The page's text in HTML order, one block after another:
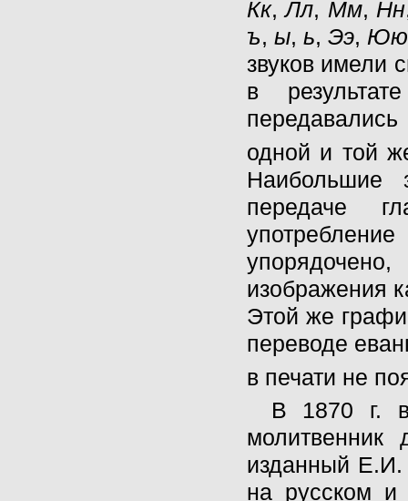
Кк,Лл, Мм, Нн
ъ, ы, ь, Ээ, Юю
звуков имели
в
одной и той
Наибольшие
передаче
изображения
Этой же
переводе
в печати не
В 1870 г. в
молитвенник
изданный Е.И.
на русском и